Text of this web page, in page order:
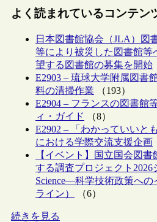
よく読まれているコンテン
日本図書館協会（JLA）図
等により被災した図書館等
望する図書館の募集を開始
E2903 – 琉球大学附属図書
料の清掃作業 （193）
E2904 – フランスの図書館
ィ・ガイド
（8）
E2902 – 「わかっていいと
における学際交流支援企画
【イベント】国立国会図
する調査プロジェクト
Science―科学技術政策へ
ライン）
（6）
続きを見る